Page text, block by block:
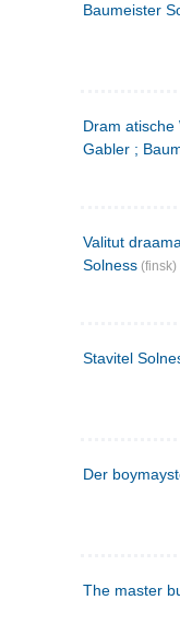
Baumeister
Dram atische
Gabler ;
Valitut
Solness (finsk)
Stavitel
Der
The master